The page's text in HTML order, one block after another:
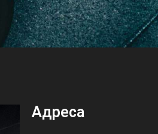
Адреса